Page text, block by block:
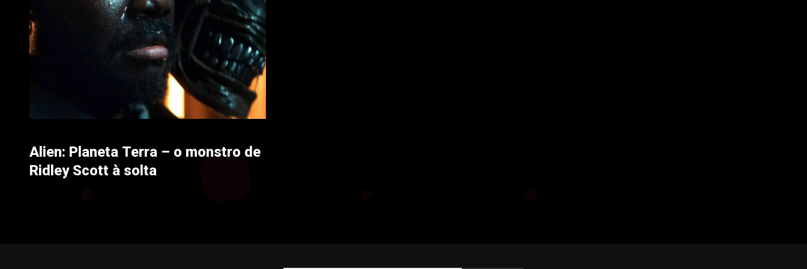
Alien: Planeta Terra – o monstro de
Ridley Scott à solta